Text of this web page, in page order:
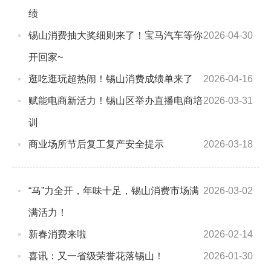
绩
2026-04-30
锡山消费抽大奖细则来了！宝马汽车等你
开回家~
2026-04-16
逛吃逛玩超热闹！锡山消费成绩单来了
2026-03-31
赋能电商新活力！锡山区举办直播电商培
训
2026-03-18
商业场所节后复工复产安全提示
2026-03-02
“马”力全开，年味十足，锡山消费市场满
满活力！
2026-02-14
新春消费来啦
2026-01-30
喜讯：又一省级荣誉花落锡山！